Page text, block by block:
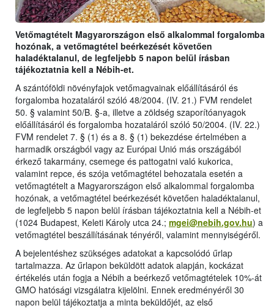
Vetőmagtételt Magyarországon első alkalommal forgalomba
hozónak, a vetőmagtétel beérkezését követően
haladéktalanul, de legfeljebb 5 napon belül írásban
tájékoztatnia kell a Nébih-et.
A szántóföldi növényfajok vetőmagvainak előállításáról és
forgalomba hozataláról szóló 48/2004. (IV. 21.) FVM rendelet
50. § valamint 50/B. §-a, illetve a zöldség szaporítóanyagok
előállításáról és forgalomba hozataláról szóló 50/2004. (IV. 22.)
FVM rendelet 7. § (1) és a 8. § (1) bekezdése értelmében a
harmadik országból vagy az Európai Unió más országából
érkező takarmány, csemege és pattogatni való kukorica,
valamint repce, és szója vetőmagtétel behozatala esetén a
vetőmagtételt a Magyarországon első alkalommal forgalomba
hozónak, a vetőmagtétel beérkezését követően haladéktalanul,
de legfeljebb 5 napon belül írásban tájékoztatnia kell a Nébih-et
(1024 Budapest, Keleti Károly utca 24.; mgei@nebih.gov.hu) a
vetőmagtétel beszállításának tényéről, valamint mennyiségéről.
A bejelentéshez szükséges adatokat a kapcsolódó űrlap
tartalmazza. Az űrlapon beküldött adatok alapján, kockázat
értékelés után fogja a Nébih a beérkező vetőmagtételek 10%-át
GMO hatósági vizsgálatra kijelölni. Ennek eredményéről 30
napon belül tájékoztatja a minta beküldőjét, az első